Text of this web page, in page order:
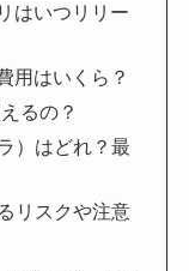
はいつリリー
用はいくら？
るの？
）はどれ？最
リスクや注意